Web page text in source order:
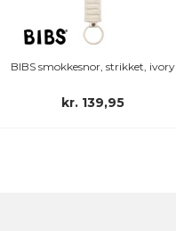
BIBS smokkesnor, strikket, ivory
kr. 139,95